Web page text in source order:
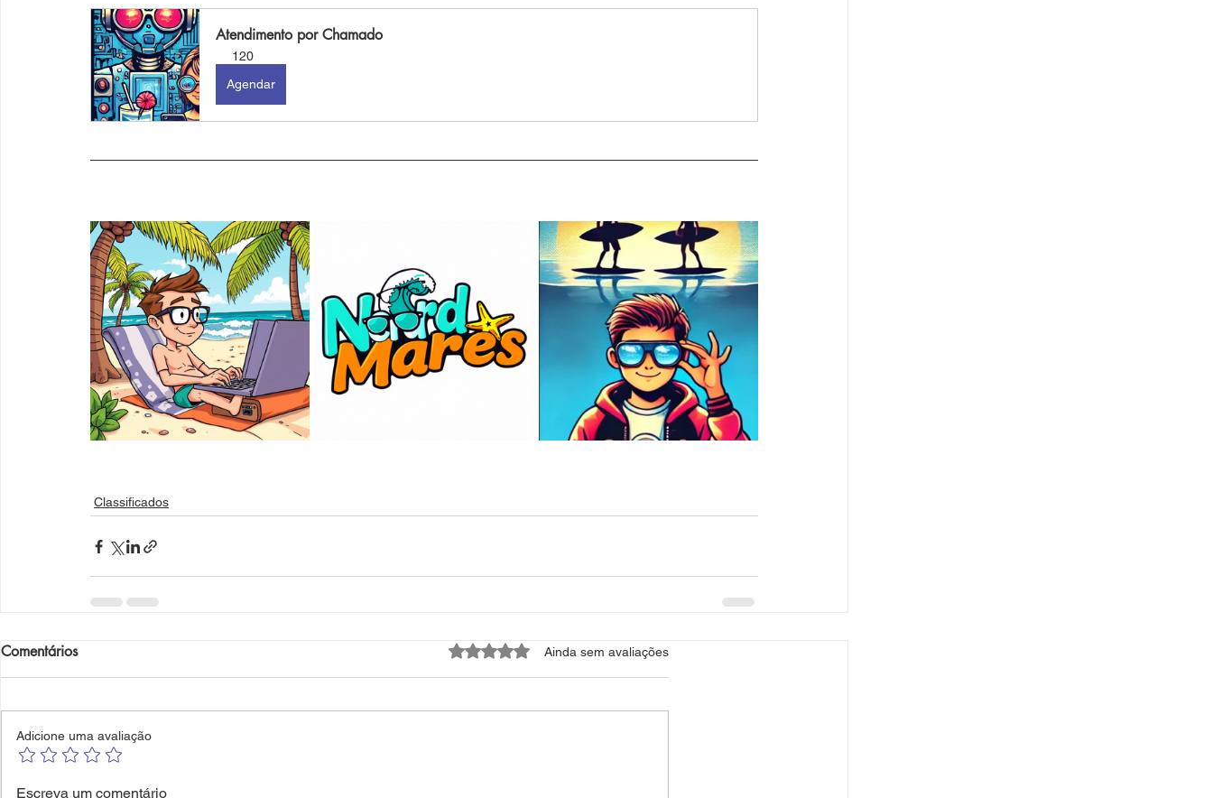
Atendimento por Chamado
120
Agendar
Classificados
Comentários Avaliado com 0 de 5 estrelas.
Ainda sem avaliações
Adicione uma avaliação
Escreva um comentário